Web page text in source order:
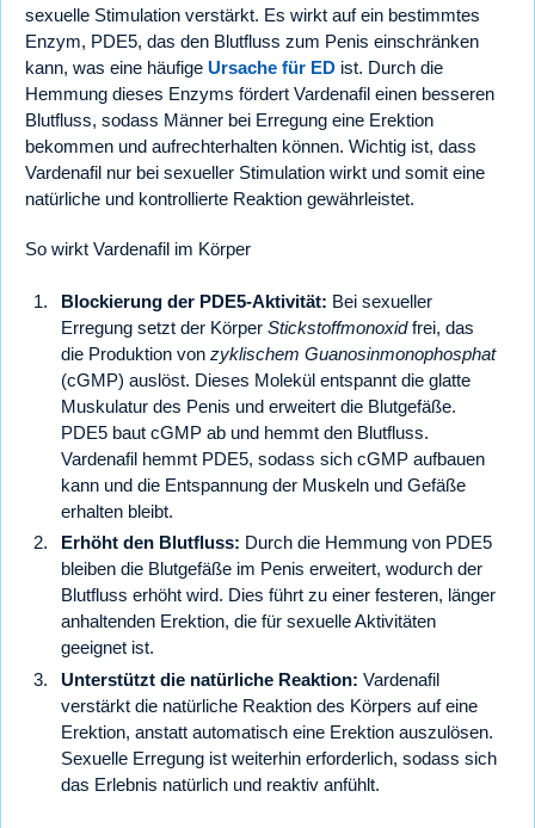
sexuelle Stimulation verstärkt. Es wirkt auf ein bestimmtes
Enzym, PDE5, das den Blutfluss zum Penis einschränken
kann, was eine häufige Ursache für ED ist. Durch die
Hemmung dieses Enzyms fördert Vardenafil einen besseren
Blutfluss, sodass Männer bei Erregung eine Erektion
bekommen und aufrechterhalten können. Wichtig ist, dass
Vardenafil nur bei sexueller Stimulation wirkt und somit eine
natürliche und kontrollierte Reaktion gewährleistet.
So wirkt Vardenafil im Körper
Blockierung der PDE5-Aktivität: Bei sexueller
Erregung setzt der Körper Stickstoffmonoxidfrei, das
die Produktion von zyklischem Guanosinmonophosphat
(cGMP) auslöst. Dieses Molekül entspannt die glatte
Muskulatur des Penis und erweitert die Blutgefäße.
PDE5 baut cGMP ab und hemmt den Blutfluss.
Vardenafil hemmt PDE5, sodass sich cGMP aufbauen
kann und die Entspannung der Muskeln und Gefäße
erhalten bleibt.
Erhöht den Blutfluss: Durch die Hemmung von PDE5
bleiben die Blutgefäße im Penis erweitert, wodurch der
Blutfluss erhöht wird. Dies führt zu einer festeren, länger
anhaltenden Erektion, die für sexuelle Aktivitäten
geeignet ist.
Unterstützt die natürliche Reaktion: Vardenafil
verstärkt die natürliche Reaktion des Körpers auf eine
Erektion, anstatt automatisch eine Erektion auszulösen.
Sexuelle Erregung ist weiterhin erforderlich, sodass sich
das Erlebnis natürlich und reaktiv anfühlt.